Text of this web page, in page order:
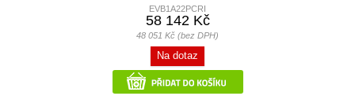
EVB1A22PCRI
58 142 Kč
48 051 Kč (bez DPH)
Na dotaz